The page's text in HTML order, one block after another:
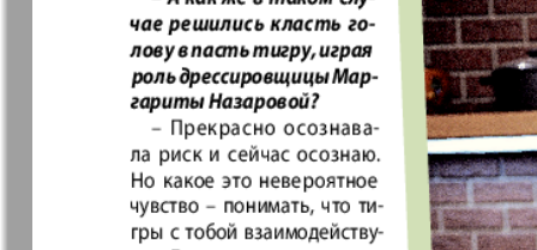
30
7
13
МК-Германия
планета мнений
МК-
Новые Земляки